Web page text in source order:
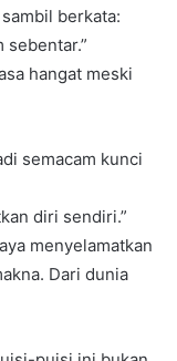
berkata:
sebentar.”
hangat meski
semacam kunci
diri sendiri.”
menyelamatkan
Dari dunia